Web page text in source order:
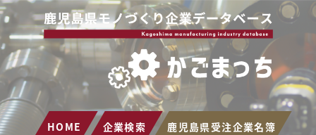
HOME 企業検索 鹿児島県受注企業名簿